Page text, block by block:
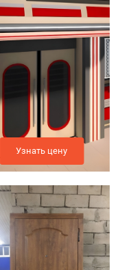
Узнать цену